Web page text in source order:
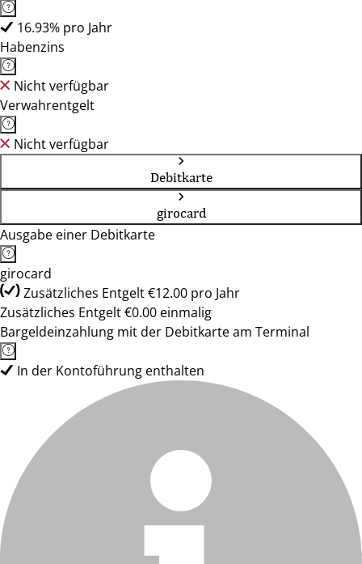
16.93% pro Jahr
Habenzins
Nicht verfügbar
Verwahrentgelt
Nicht verfügbar
Debitkarte
girocard
Ausgabe einer Debitkarte
girocard
Zusätzliches Entgelt €12.00 pro Jahr
Zusätzliches Entgelt €0.00 einmalig
Bargeldeinzahlung mit der Debitkarte am Terminal
In der Kontoführung enthalten